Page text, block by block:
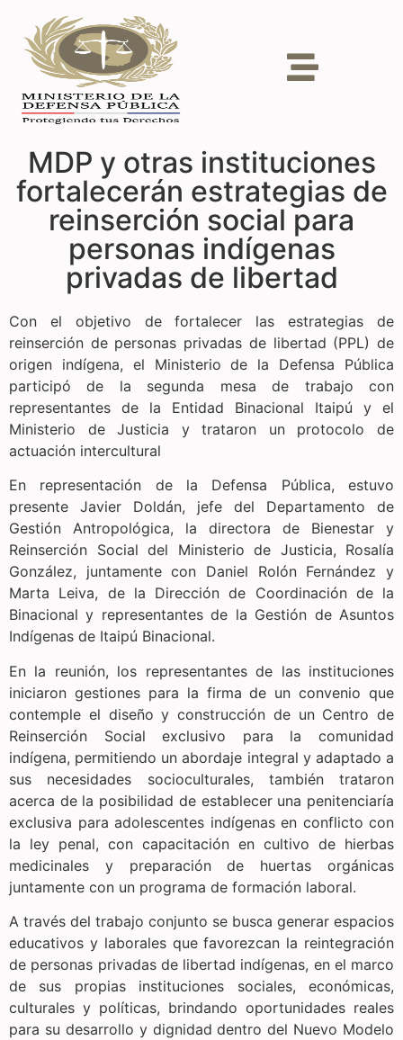
MDP y otras instituciones
fortalecerán estrategias de
reinserción social para
personas indígenas
privadas de libertad
Con el objetivo de fortalecer las estrategias de
reinserción de personas privadas de libertad (PPL) de
origen indígena, el Ministerio de la Defensa Pública
participó de la segunda mesa de trabajo con
representantes de la Entidad Binacional Itaipú y el
Ministerio de Justicia y trataron un protocolo de
actuación intercultural
En representación de la Defensa Pública, estuvo
presente Javier Doldán, jefe del Departamento de
Gestión Antropológica, la directora de Bienestar y
Reinserción Social del Ministerio de Justicia, Rosalía
González, juntamente con Daniel Rolón Fernández y
Marta Leiva, de la Dirección de Coordinación de la
Binacional y representantes de la Gestión de Asuntos
Indígenas de Itaipú Binacional.
En la reunión, los representantes de las instituciones
iniciaron gestiones para la firma de un convenio que
contemple el diseño y construcción de un Centro de
Reinserción Social exclusivo para la comunidad
indígena, permitiendo un abordaje integral y adaptado a
sus necesidades socioculturales, también trataron
acerca de la posibilidad de establecer una penitenciaría
exclusiva para adolescentes indígenas en conflicto con
la ley penal, con capacitación en cultivo de hierbas
medicinales y preparación de huertas orgánicas
juntamente con un programa de formación laboral.
A través del trabajo conjunto se busca generar espacios
educativos y laborales que favorezcan la reintegración
de personas privadas de libertad indígenas, en el marco
de sus propias instituciones sociales, económicas,
culturales y políticas, brindando oportunidades reales
para su desarrollo y dignidad dentro del Nuevo Modelo